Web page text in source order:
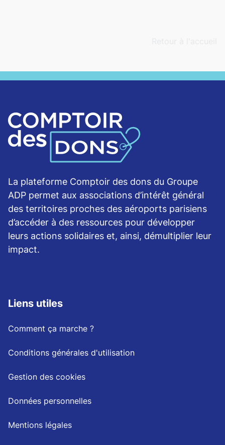
La plateforme Comptoir des dons du Groupe
ADP permet aux associations d’intérêt général
des territoires proches des aéroports parisiens
d’accéder à des ressources pour développer
leurs actions solidaires et, ainsi, démultiplier leur
impact.
Liens utiles
Comment ça marche ?
Conditions générales d'utilisation
Gestion des cookies
Données personnelles
Mentions légales